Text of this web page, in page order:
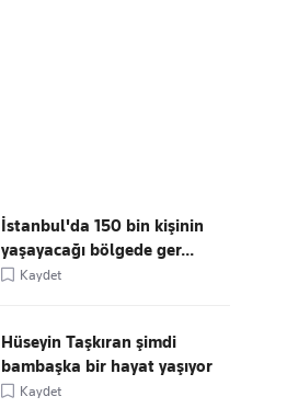
İstanbul'da 150 bin kişinin
yaşayacağı bölgede ger...
Kaydet
Hüseyin Taşkıran şimdi
bambaşka bir hayat yaşıyor
Kaydet